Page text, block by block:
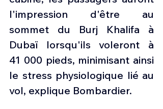
l'impression d'être au
sommet du Burj Khalifa à
Dubaï lorsqu'ils voleront à
41 000 pieds, minimisant ainsi
le stress physiologique lié au
vol, explique Bombardier.